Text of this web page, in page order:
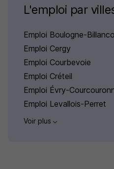
L'emploi par
Emploi Boulogne-
Emploi Cergy
Emploi Courbevoie
Emploi Créteil
Emploi Évry-
Emploi Levallois-Perret
Voir plus